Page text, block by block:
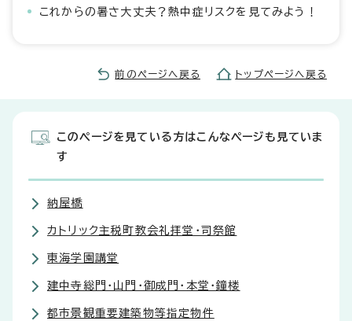
これからの暑さ大丈夫？熱中症リスクを見てみよう！
前のページへ戻る トップページへ戻る
このページを見ている方はこんなページも見ていま
す
納屋橋
カトリック主税町教会礼拝堂・司祭館
東海学園講堂
建中寺総門・山門・御成門・本堂・鐘楼
都市景観重要建築物等指定物件